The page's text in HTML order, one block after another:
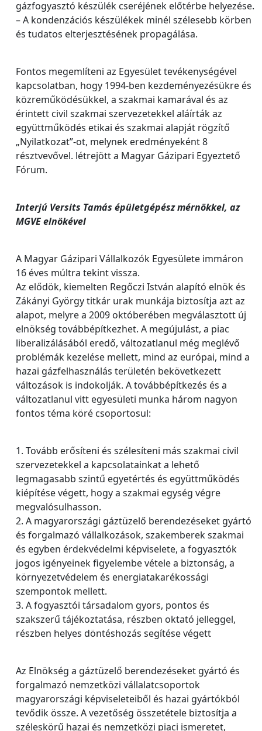
gázfogyasztó készülék cseréjének előtérbe helyezése.
– A kondenzációs készülékek minél szélesebb körben
és tudatos elterjesztésének propagálása.
Fontos megemlíteni az Egyesület tevékenységével
kapcsolatban, hogy 1994-ben kezdeményezésükre és
közreműködésükkel, a szakmai kamarával és az
érintett civil szakmai szervezetekkel aláírták az
együttműködés etikai és szakmai alapját rögzítő
„Nyilatkozat”-ot, melynek eredményeként 8
résztvevővel. létrejött a Magyar Gázipari Egyeztető
Fórum.
Interjú Versits Tamás épületgépész mérnökkel, az
MGVE elnökével
A Magyar Gázipari Vállalkozók Egyesülete immáron
16 éves múltra tekint vissza.
Az elődök, kiemelten Regőczi István alapító elnök és
Zákányi György titkár urak munkája biztosítja azt az
alapot, melyre a 2009 októberében megválasztott új
elnökség továbbépítkezhet. A megújulást, a piac
liberalizálásából eredő, változatlanul még meglévő
problémák kezelése mellett, mind az európai, mind a
hazai gázfelhasználás területén bekövetkezett
változások is indokolják. A továbbépítkezés és a
változatlanul vitt egyesületi munka három nagyon
fontos téma köré csoportosul:
1. Tovább erősíteni és szélesíteni más szakmai civil
szervezetekkel a kapcsolatainkat a lehető
legmagasabb szintű egyetértés és együttműködés
kiépítése végett, hogy a szakmai egység végre
megvalósulhasson.
2. A magyarországi gáztüzelő berendezéseket gyártó
és forgalmazó vállalkozások, szakemberek szakmai
és egyben érdekvédelmi képviselete, a fogyasztók
jogos igényeinek figyelembe vétele a biztonság, a
környezetvédelem és energiatakarékossági
szempontok mellett.
3. A fogyasztói társadalom gyors, pontos és
szakszerű tájékoztatása, részben oktató jelleggel,
részben helyes döntéshozás segítése végett
Az Elnökség a gáztüzelő berendezéseket gyártó és
forgalmazó nemzetközi vállalatcsoportok
magyarországi képviseleteiből és hazai gyártókból
tevődik össze. A vezetőség összetétele biztosítja a
széleskörű hazai és nemzetközi piaci ismeretet,